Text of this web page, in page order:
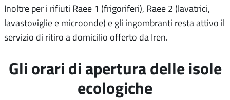
Inoltre per i rifiuti Raee 1 (frigoriferi), Raee 2 (lavatrici,
lavastoviglie e microonde) e gli ingombranti resta attivo il
servizio di ritiro a domicilio offerto da Iren.
Gli orari di apertura delle isole
ecologiche